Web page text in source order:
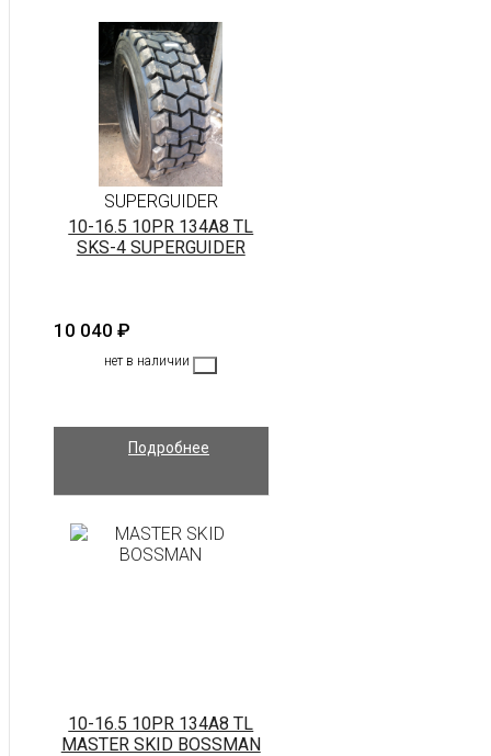
SUPERGUIDER
10-16.5 10PR 134A8 TL
SKS-4 SUPERGUIDER
10 040 ₽
нет в наличии
Подробнее
10-16.5 10PR 134A8 TL
MASTER SKID BOSSMAN